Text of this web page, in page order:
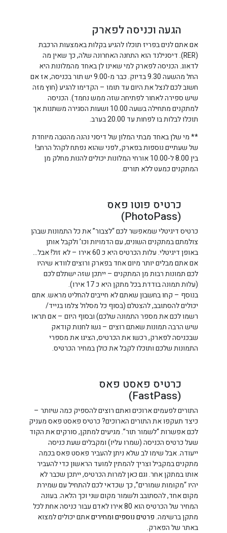
הגעה וכניסה לפארק
אם אתם לנים בפריז תוכלו להגיע בקלות באמצעות הרכבת
(RER). דיסנילנד הוא התחנה האחרונה שלה, כך שאין מה
לדאוג. הכניסה לפארק למי שאינו לן באחד מהמלונות היא
החל מהשעה 9.30 בדיוק. כבר מ-9.00 יש תור בכניסה, אז אם
חשוב לכם לנצל את היום עד תומו – הקדימו להגיע (חוץ מזה
שיש ספירה לאחור לפתיחה שזה ממש נחמד). הכניסה
למתקנים מתחילה בשעה 10.00 ושעות הסגירה משתנות אך
תוכלו לבלות בו לפחות עד 20.00 בערב.
** מי שלן באחד מבתי המלון של דיסני נהנה מהטבה מיוחדת
של שעתיים נוספות בפארק, לפני שהוא נפתח לקהל הרחב!
בין 8.00 ל-10.00 אורחי המלונות יכולים להנות מחלק מן
המתקנים כמעט ללא תורים.
כרטיס פוטו פאס
(PhotoPass)
כרטיס דיגיטלי שמאפשר לכם “לצבור” את כל התמונות שבהן
צולמתם במתקנים השונים, עם הדמויות וכו’ ולקבל אותן
באופן דיגיטלי. עלות הכרטיס היא כ 60 אירו – לא זול! אבל…
אם אתם מבלים יותר מיום אחד בפארק ורוצים לוודא שיהיו
לכם תמונות רבות מן המתקנים – ייתכן שזה ישתלם לכם
(עלות תמונה בודדת בכל מתקן היא כ 17 אירו).
בנוסף – קחו בחשבון שאתם לא חייבים להחליט מראש. אתם
יכולים להסתובב, להצטלם (בסוף כל מסלול צלמו בנייד/
רשמו לכם את מספר התמונה שלכם) ובסוף היום – אם תראו
שיש הרבה תמונות שאתם רוצים – גשו לחנות קודאק
שבכניסה לפארק, רכשו את הכרטיס, הציגו את מספרי
התמונות שלכם ותוכלו לקבל את כולן במחיר הכרטיס.
כרטיס פאסט פאס
(FastPass)
התורים לפעמים ארוכים ואתם רוצים להספיק כמה שיותר –
כיצד תעקפו את התורים הארוכים? כרטיס פאסט פאס מעניק
לכם אפשרות “לשמור תור”. מגיעים למתקן, סורקים את הקוד
שעל כרטיס הכניסה (שמרו עליו) ומקבלים שעת כניסה
ייעודה. אבל שימו לב שלא ניתן להעביר פאסט פאס בכמה
מתקנים במקביל וצריך להמתין למועד הראשון כדי להעביר
אותו במתקן אחר. וגם כאן למרות הכרטיס, ייתכן שכבר לא
יהיו “מקומות שמורים”, כך שכדאי לכם להתחיל עם שמירת
מקום אחד, להסתובב ולשמור מקום שני וכך הלאה. בעונה
המחיר של הכרטיס הוא 80 אירו לאדם עבור כניסה אחת לכל
מתקן ברשימה.פרטים נוספים ומחיריםאתם יכולים למצוא
באתר של הפארק.